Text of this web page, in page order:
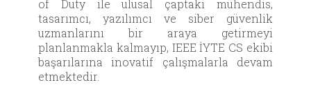
of Duty ile ulusal çaptaki mühendis,
tasarımcı, yazılımcı ve siber güvenlik
uzmanlarını bir araya getirmeyi
planlanmakla kalmayıp, IEEE İYTE CS ekibi
başarılarına inovatif çalışmalarla devam
etmektedir.